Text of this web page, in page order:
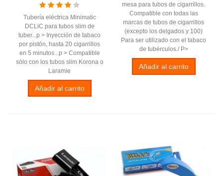
Tubería eléctrica Minimatic
DCLiC para tubos slim de
tuber...p > Inyección de tabaco
por pistón, hasta 20 cigarrillos
en 5 minutos...p > Compatible
sólo con los tubos slim Korona o
Laramie
Añadir al carrito
mesa para tubos de cigarrillos.
Compatible con todas las
marcas de tubos de cigarrillos
(excepto los delgados y 100)
Para ser utilizado con el tabaco
de tubérculos./ P>
Añadir al carrito